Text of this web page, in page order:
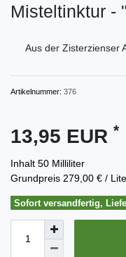
Misteltinktur -
Aus der Zisterzienser
Artikelnummer: 376
13,95 EUR *
Inhalt 50 Milliliter
Grundpreis 279,00 € /
Sofort versandfertig,